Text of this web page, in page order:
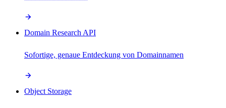
Domain Research API
Sofortige, genaue Entdeckung von Domainnamen
Object Storage